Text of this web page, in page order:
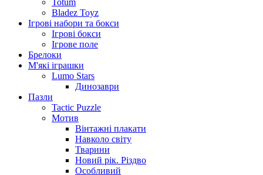
Totum
Bladez Toyz
Ігрові набори та бокси
Ігрові бокси
Ігрове поле
Брелоки
М'які іграшки
Lumo Stars
Динозаври
Пазли
Tactic Puzzle
Мотив
Вінтажні плакати
Навколо світу
Тварини
Новий рік. Різдво
Особливий